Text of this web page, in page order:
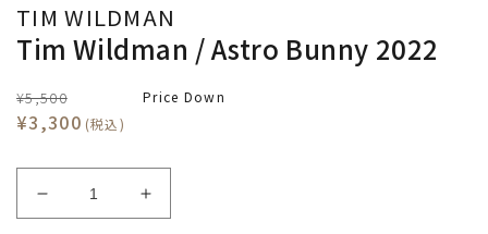
TIM WILDMAN
Tim Wildman / Astro Bunny 2022
¥5,500
¥3,300 (税込)
Price Down
Wildman
Tim
Wildman